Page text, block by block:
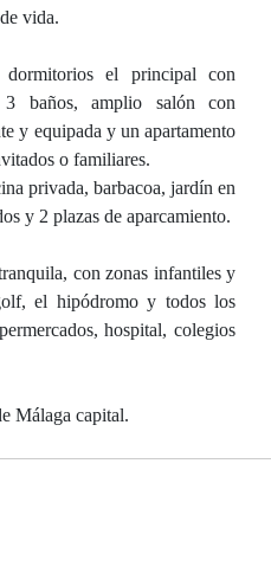
vida.
el principal con
baños, amplio salón con
y equipada y un apartamento
o familiares.
privada, barbacoa, jardín en
y 2 plazas de aparcamiento.
con zonas infantiles y
el hipódromo y todos los
hospital, colegios
Málaga capital.